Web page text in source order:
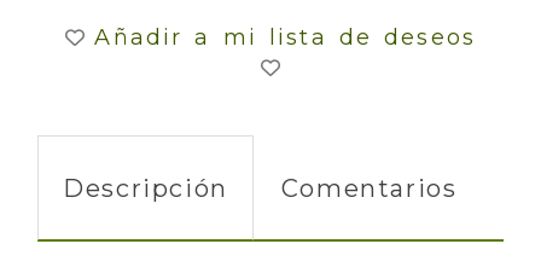
Añadir a mi lista de deseos
Descripción Comentarios